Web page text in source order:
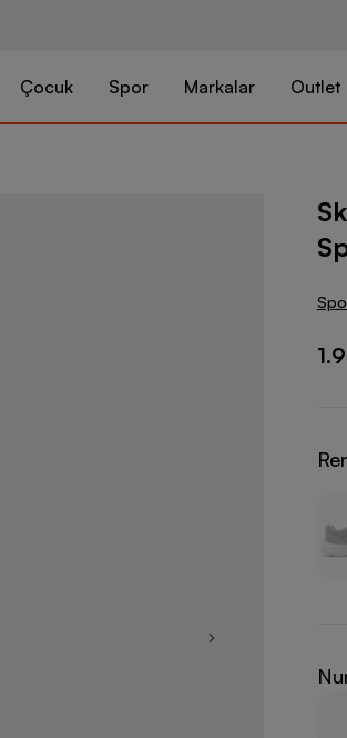
Çocuk Spor Markalar Outlet
Skechers Go